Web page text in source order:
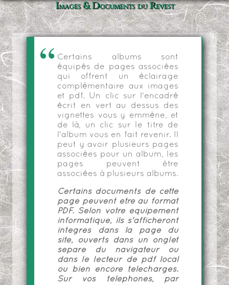
Images & Documents du Revest
Certains albums sont
équipés de pages associées
qui offrent un éclairage
complémentaire aux images
et pdf. Un clic sur l'encadré
écrit en vert au dessus des
vignettes vous y emmène, et
de là, un clic sur le titre de
l'album vous en fait revenir. Il
peut y avoir plusieurs pages
associées pour un album, les
pages peuvent être
associées à plusieurs albums.
Certains documents de cette
page peuvent être au format
PDF. Selon votre équipement
informatique, ils s'afficheront
intégrés dans la page du
site, ouverts dans un onglet
séparé du navigateur ou
dans le lecteur de pdf local
ou bien encore téléchargés.
Sur vos téléphones, par